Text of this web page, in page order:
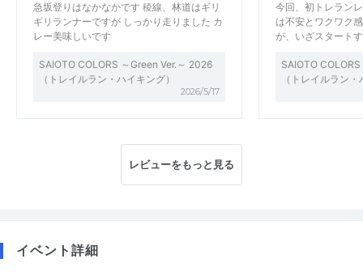
急坂登りはなかなかです 稜線、林道はギリ
ギリランナーですが しっかり走りました カ
レー美味しいです
SAIOTO COLORS ～Green Ver.～ 2026
（トレイルラン・ハイキング）
2026/5/17
今回、初トレラン
は不安とワクワク
が、いざスタート
SAIOTO
（トレイルラン
レビューをもっと見る
イベント詳細